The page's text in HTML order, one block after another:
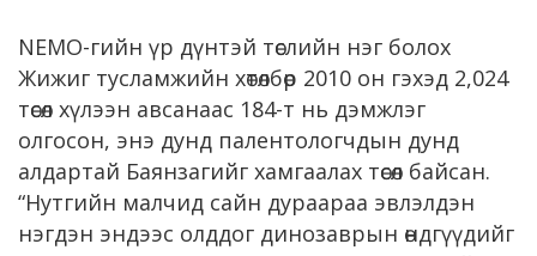
NEMO-гийн үр дүнтэй төслийн нэг болох
Жижиг тусламжийн хөтөлбөр 2010 он гэхэд 2,024
төсөл хүлээн авсанаас 184-т нь дэмжлэг
олгосон, энэ дунд палентологчдын дунд
алдартай Баянзагийг хамгаалах төсөл байсан.
“Нутгийн малчид сайн дураараа эвлэлдэн
нэгдэн эндээс олддог динозаврын өндгүүдийг